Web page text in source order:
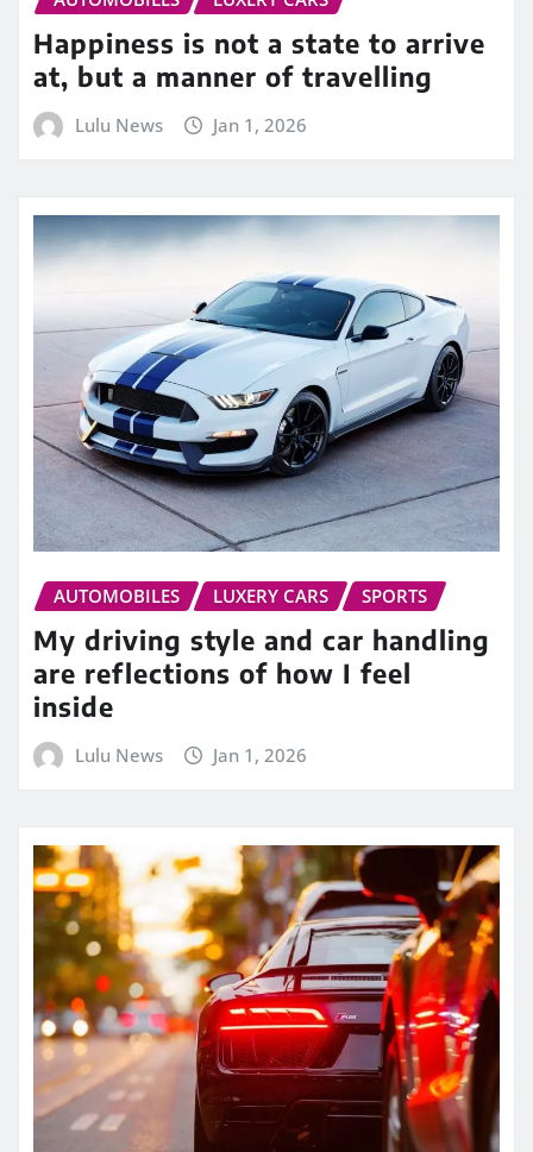
Happiness is not a state to arrive
at, but a manner of travelling
Lulu News Jan 1, 2026
AUTOMOBILES LUXERY CARS SPORTS
My driving style and car handling
are reflections of how I feel
inside
Lulu News Jan 1, 2026